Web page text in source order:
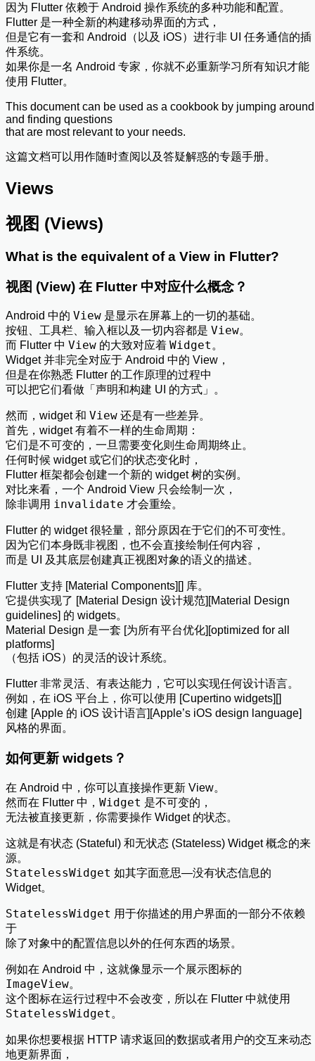
因为 Flutter 依赖于 Android 操作系统的多种功能和配置。
Flutter 是一种全新的构建移动界面的方式，
但是它有一套和 Android（以及 iOS）进行非 UI 任务通信的插
件系统。
如果你是一名 Android 专家，你就不必重新学习所有知识才能
使用 Flutter。
This document can be used as a cookbook by jumping around
and finding questions
that are most relevant to your needs.
这篇文档可以用作随时查阅以及答疑解惑的专题手册。
Views
视图 (Views)
What is the equivalent of a View in Flutter?
视图 (View) 在 Flutter 中对应什么概念？
Android 中的 View 是显示在屏幕上的一切的基础。
按钮、工具栏、输入框以及一切内容都是 View。
而 Flutter 中 View 的大致对应着 Widget。
Widget 并非完全对应于 Android 中的 View，
但是在你熟悉 Flutter 的工作原理的过程中
可以把它们看做「声明和构建 UI 的方式」。
然而，widget 和 View 还是有一些差异。
首先，widget 有着不一样的生命周期：
它们是不可变的，一旦需要变化则生命周期终止。
任何时候 widget 或它们的状态变化时，
Flutter 框架都会创建一个新的 widget 树的实例。
对比来看，一个 Android View 只会绘制一次，
除非调用 invalidate 才会重绘。
Flutter 的 widget 很轻量，部分原因在于它们的不可变性。
因为它们本身既非视图，也不会直接绘制任何内容，
而是 UI 及其底层创建真正视图对象的语义的描述。
Flutter 支持 [Material Components][] 库。
它提供实现了 [Material Design 设计规范][Material Design
guidelines] 的 widgets。
Material Design 是一套 [为所有平台优化][optimized for all
platforms]
（包括 iOS）的灵活的设计系统。
Flutter 非常灵活、有表达能力，它可以实现任何设计语言。
例如，在 iOS 平台上，你可以使用 [Cupertino widgets][]
创建 [Apple 的 iOS 设计语言][Apple’s iOS design language]
风格的界面。
如何更新 widgets？
在 Android 中，你可以直接操作更新 View。
然而在 Flutter 中， Widget 是不可变的，
无法被直接更新，你需要操作 Widget 的状态。
这就是有状态 (Stateful) 和无状态 (Stateless) Widget 概念的来
源。
StatelessWidget 如其字面意思—没有状态信息的
Widget。
StatelessWidget 用于你描述的用户界面的一部分不依赖
于
除了对象中的配置信息以外的任何东西的场景。
例如在 Android 中，这就像显示一个展示图标的
ImageView。
这个图标在运行过程中不会改变，所以在 Flutter 中就使用
StatelessWidget 。
如果你想要根据 HTTP 请求返回的数据或者用户的交互来动态
地更新界面，